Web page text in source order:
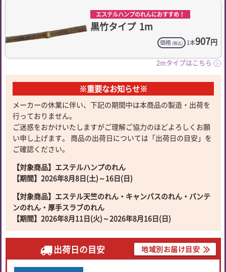
エステルハンプのれんにおすすめ！
黒竹タイプ 1m
価格(税込) 1本907円
2mタイプはこちら ＞
※重要なお知らせ※
メーカーの休業に伴い、下記の期間中は本商品の製造・出荷を
行っておりません。
ご迷惑をおかけいたしますがご理解ご協力のほどよろしくお願
い申し上げます。 商品の出荷日については「出荷日の目安」を
ご確認ください。
【対象商品】エステルハンプのれん
【期間】2026年8月8日(土)～16日(日)
【対象商品】エステル天竺のれん・キャンバスのれん・バンテ
ンのれん・厚手スラブのれん
【期間】2026年8月11日(火)～2026年8月16日(日)
出荷日の目安 地域別お届け目安